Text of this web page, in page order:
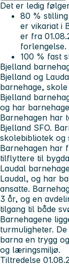
Det er ledig
80 %
er vikariat i
er fra
forlengelse.
100 % fast
Bjelland
Bjelland og
barnehage, skole
Bjelland
og har
Barnehagen har
Bjelland SFO.
skolebibliotek og
Barnehagen har
tilflyttere til
Laudal
Laudal, og har
ansatte.
3 år, og en
tilgang til både
Barnehagene
turmuligheter.
barna en trygg
og læringsmiljø.
Tiltredelse